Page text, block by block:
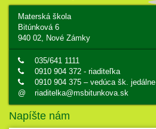
Materská škola
Bitúnková 6
940 02, Nové Zámky
035/641 1111
0910 904 372 - riaditeľka
0910 904 375 – vedúca šk. jedálne
@
riaditelka@msbitunkova.sk
Napíšte nám